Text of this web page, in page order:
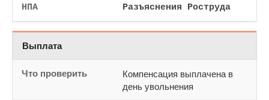
Разъяснения Роструда
Выплата
Компенсация выплачена в
день увольнения